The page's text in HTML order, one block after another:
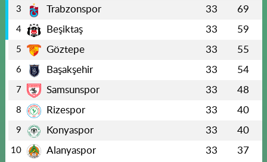
3 Trabzonspor 33 69
4 Beşiktaş 33 59
5 Göztepe 33 55
6 Başakşehir 33 54
7 Samsunspor 33 48
8 Rizespor 33 40
9 Konyaspor 33 40
10 Alanyaspor 33 37